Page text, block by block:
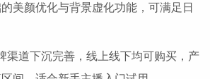
美颜优化与背景虚化功能，可满足日
道下沉完善，线上线下均可购买，产